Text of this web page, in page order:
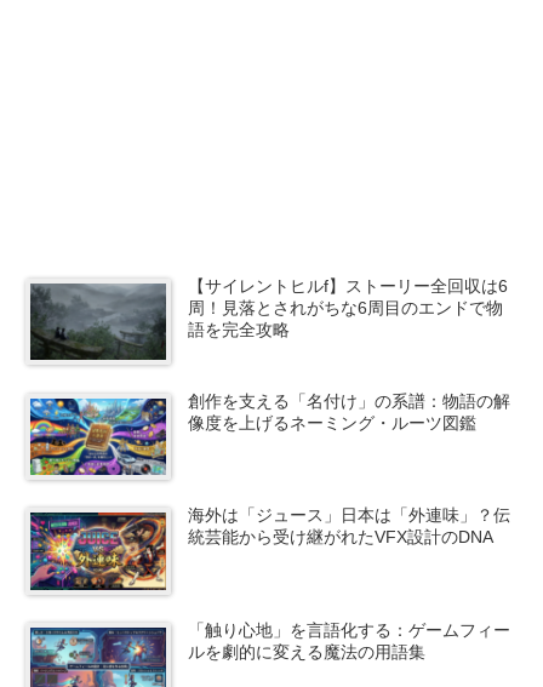
【サイレントヒルf】ストーリー全回収は6
周！見落とされがちな6周目のエンドで物
語を完全攻略
創作を支える「名付け」の系譜：物語の解
像度を上げるネーミング・ルーツ図鑑
海外は「ジュース」日本は「外連味」？伝
統芸能から受け継がれたVFX設計のDNA
「触り心地」を言語化する：ゲームフィー
ルを劇的に変える魔法の用語集